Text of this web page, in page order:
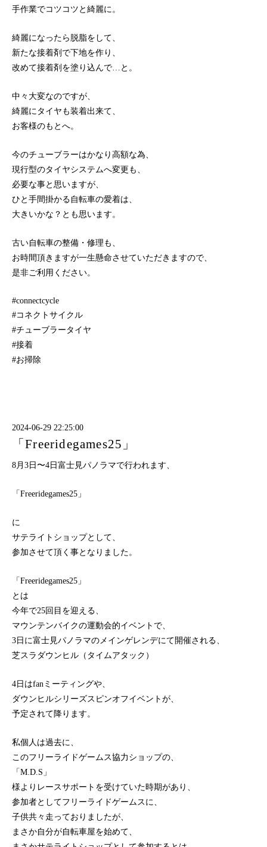
手作業でコツコツと綺麗に。
綺麗になったら脱脂をして、
新たな接着剤で下地を作り、
改めて接着剤を塗り込んで…と。
中々大変なのですが、
綺麗にタイヤも装着出来て、
お客様のもとへ。
今のチューブラーはかなり高額な為、
現行型のタイヤシステムへ変更も、
必要な事と思いますが、
ひと手間掛かる自転車の愛着は、
大きいかな？とも思います。
古い自転車の整備・修理も、
お時間頂きますが一生懸命させていただきますので、
是非ご利用ください。
#connectcycle
#コネクトサイクル
#チューブラータイヤ
#接着
#お掃除
2024-06-29 22:25:00
「Freeridegames25」
8月3日〜4日富士見パノラマで行われます、
「Freeridegames25」
に
サテライトショップとして、
参加させて頂く事となりました。
「Freeridegames25」
とは
今年で25回目を迎える、
マウンテンバイクの運動会的イベントで、
3日に富士見パノラマのメインゲレンデにて開催される、
芝スラダウンヒル（タイムアタック）
4日はfanミーティングや、
ダウンヒルシリーズスピンオフイベントが、
予定されて降ります。
私個人は過去に、
このフリーライドゲームス協力ショップの、
「M.D.S」
様よりレースサポートを受けていた時期があり、
参加者としてフリーライドゲームスに、
子供共々走っておりましたが、
まさか自分が自転車屋を始めて、